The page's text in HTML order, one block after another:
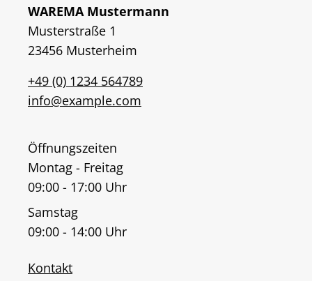
WAREMA Mustermann
Musterstraße 1
23456 Musterheim
+49 (0) 1234 564789
info@example.com
Öffnungszeiten
Montag - Freitag
09:00 - 17:00 Uhr
Samstag
09:00 - 14:00 Uhr
Kontakt